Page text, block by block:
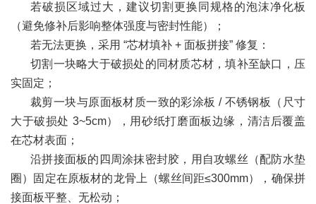
若破损区域过大，建议切割更换同规格的泡沫净化板
（避免修补后影响整体强度与密封性能）；
若无法更换，采用 “芯材填补 + 面板拼接” 修复：
切割一块略大于破损处的同材质芯材，填补至缺口，压
实固定；
裁剪一块与原面板材质一致的彩涂板 / 不锈钢板（尺寸
大于破损处 3~5cm），用砂纸打磨面板边缘，清洁后覆盖
在芯材表面；
沿拼接面板的四周涂抹密封胶，用自攻螺丝（配防水垫
圈）固定在原板材的龙骨上（螺丝间距≤300mm），确保拼
接面板平整、无松动；